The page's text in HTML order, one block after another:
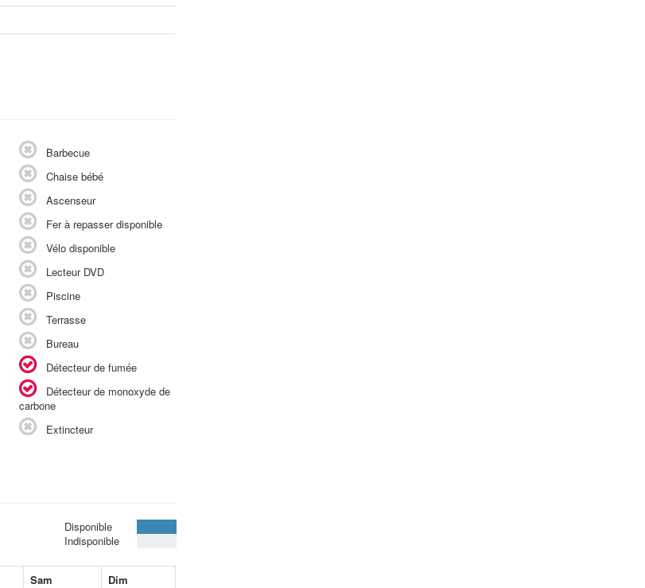
Barbecue
Chaise bébé
Ascenseur
Fer à repasser disponible
Vélo disponible
Lecteur DVD
Piscine
Terrasse
Bureau
Détecteur de fumée
Détecteur de monoxyde de
carbone
Extincteur
Disponible
Indisponible
Sam
Dim